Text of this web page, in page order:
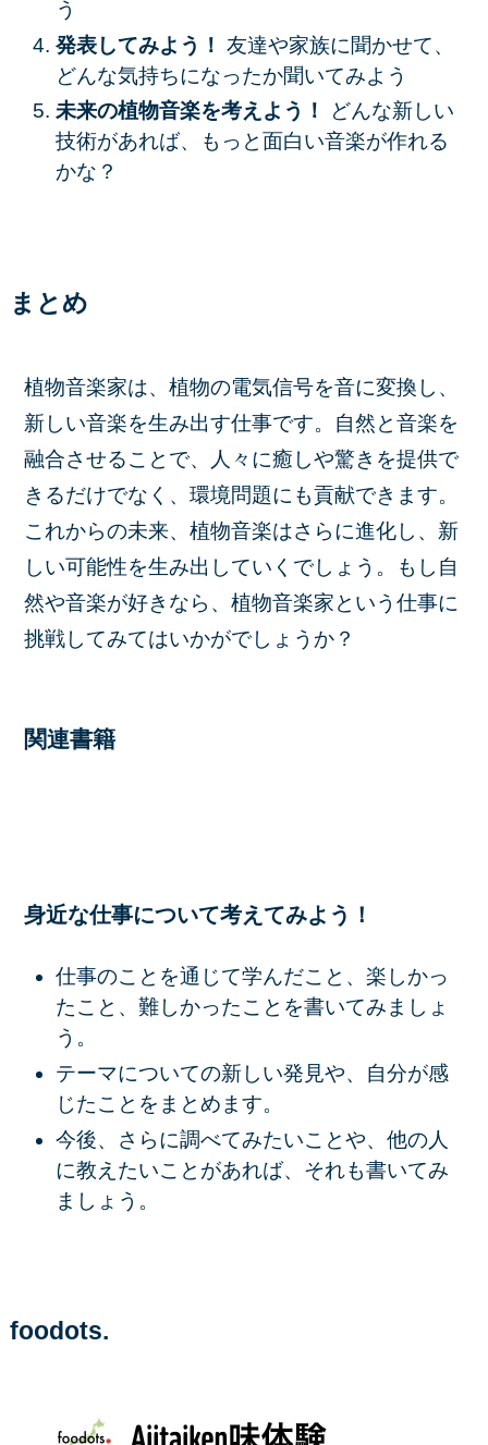
う
発表してみよう！ 友達や家族に聞かせて、
どんな気持ちになったか聞いてみよう
未来の植物音楽を考えよう！
どんな新しい
技術があれば、もっと面白い音楽が作れる
かな？
まとめ
植物音楽家は、植物の電気信号を音に変換し、
新しい音楽を生み出す仕事です。自然と音楽を
融合させることで、人々に癒しや驚きを提供で
きるだけでなく、環境問題にも貢献できます。
これからの未来、植物音楽はさらに進化し、新
しい可能性を生み出していくでしょう。もし自
然や音楽が好きなら、植物音楽家という仕事に
挑戦してみてはいかがでしょうか？
関連書籍
身近な仕事について考えてみよう！
仕事のことを通じて学んだこと、楽しかっ
たこと、難しかったことを書いてみましょ
う。
テーマについての新しい発見や、自分が感
じたことをまとめます。
今後、さらに調べてみたいことや、他の人
に教えたいことがあれば、それも書いてみ
ましょう。
foodots.